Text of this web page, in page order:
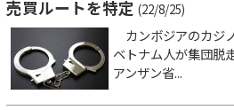
売買ルートを特定 (22/8/25)
カンボジアのカジ
ベトナム人が集団脱
アンザン省...